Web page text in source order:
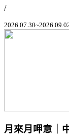
/
月來月呷意｜